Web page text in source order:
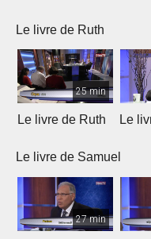
Le livre de Ruth
25 min
Le livre de Ruth Le
Le livre de Samuel
27 min